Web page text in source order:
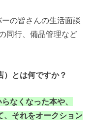
ーの皆さんの生活面談
同行、備品管理など
）とは何ですか？
なくなった本や、
、それをオークション